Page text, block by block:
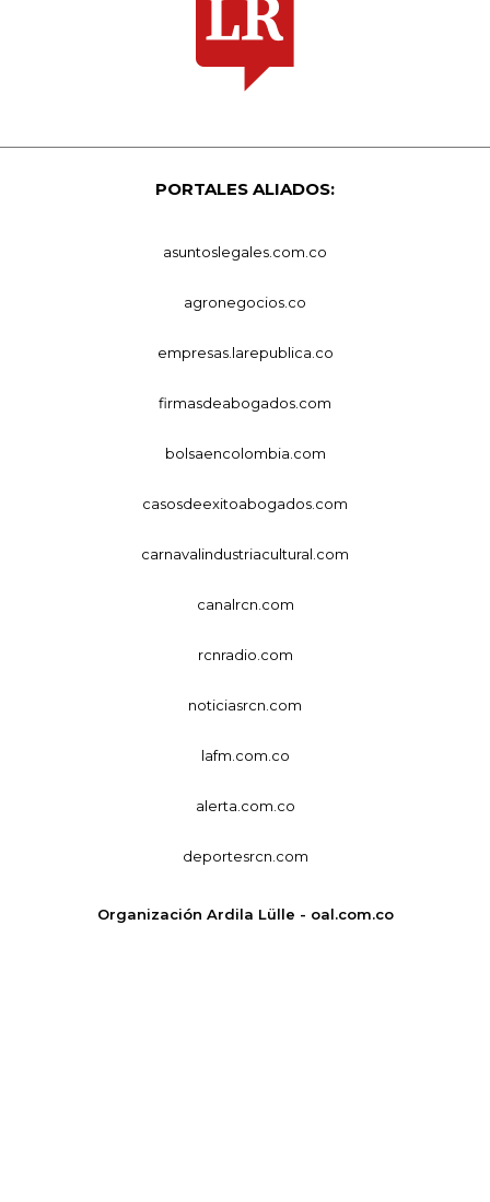
PORTALES ALIADOS:
asuntoslegales.com.co
agronegocios.co
empresas.larepublica.co
firmasdeabogados.com
bolsaencolombia.com
casosdeexitoabogados.com
carnavalindustriacultural.com
canalrcn.com
rcnradio.com
noticiasrcn.com
lafm.com.co
alerta.com.co
deportesrcn.com
Organización Ardila Lülle - oal.com.co